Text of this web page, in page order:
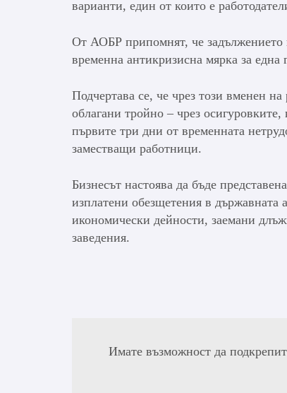
варианти, един от които е
От АОБР припомнят, че задължението
временна антикризисна мярка за една
Подчертава се, че чрез този вменен
облагани тройно – чрез
първите три дни от временната
заместващи работници.
Бизнесът настоява да бъде
изплатени обезщетения в
икономически дейности, заемани
заведения.
Имате възможност да